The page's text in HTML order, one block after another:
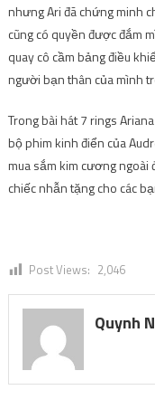
nhưng Ari đã chứng minh
cũng có quyền được đắm
quay cô cầm bảng điều
người bạn thân của mình
Trong bài hát 7 rings
bộ phim kinh điển của
mua sắm kim cương ngoài
chiếc nhẫn tặng cho các
Post Views: 2,046
Quynh